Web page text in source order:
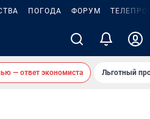
ПОГОДА ФОРУМ
— ответ экономиста Льготный